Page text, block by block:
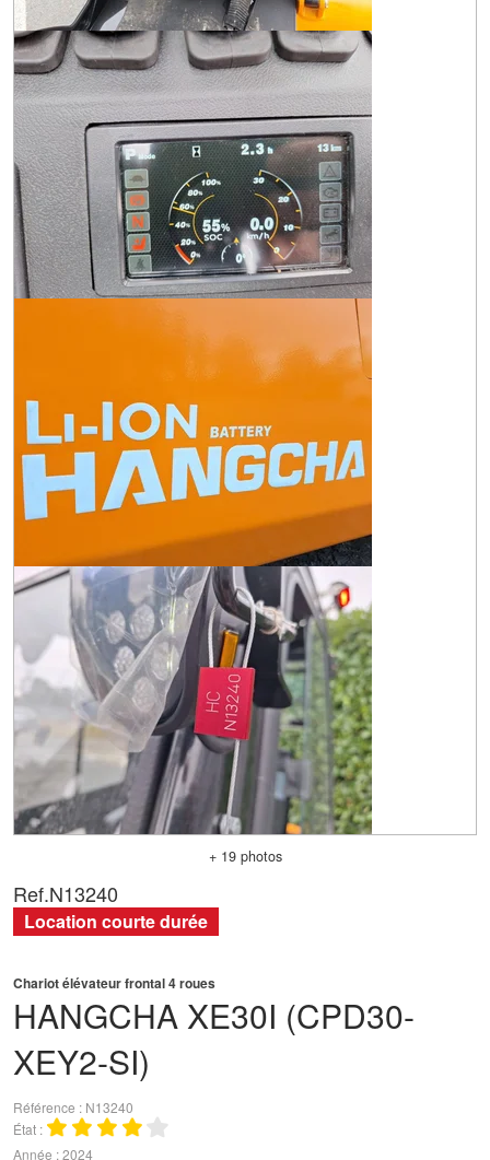
+ 19 photos
HANGCHA XE30I (CPD30-
XEY2-SI)
Chariot élévateur frontal 4 roues
Référence
N13240
État
Année 2024
Ref.N13240
Location courte durée